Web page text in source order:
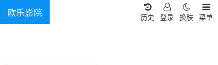
欧乐影院 菜单
换肤
登录
历史